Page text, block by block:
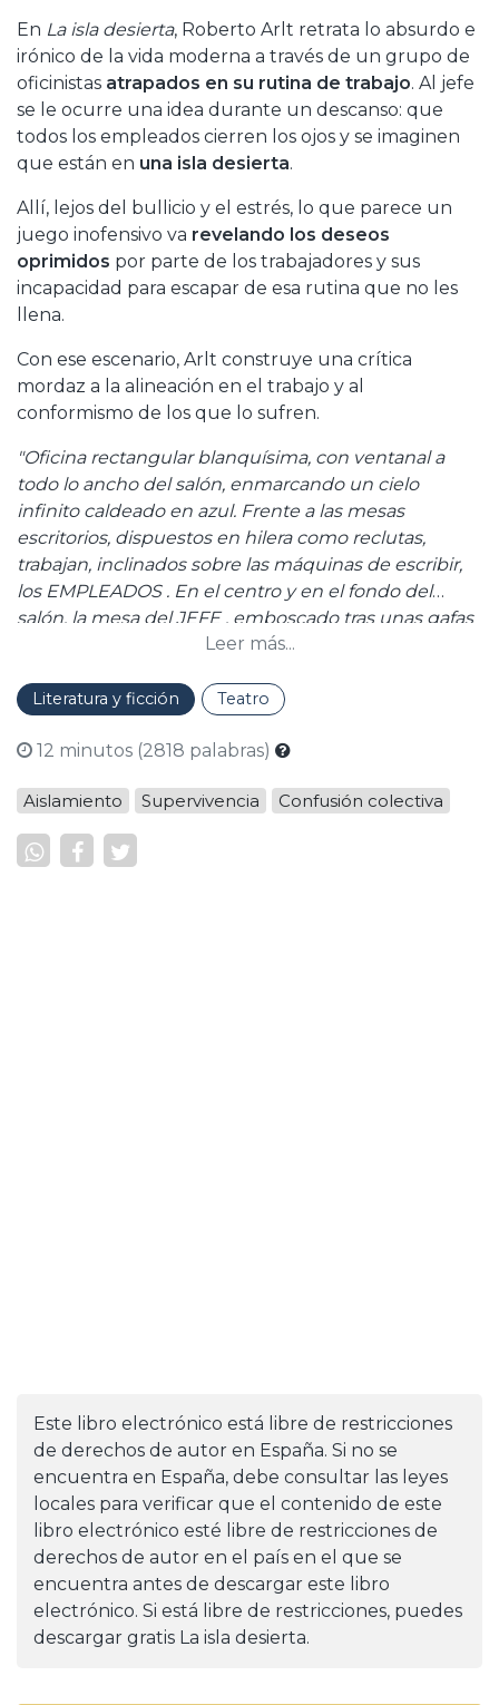
En La isla desierta, Roberto Arlt retrata lo absurdo e
irónico de la vida moderna a través de un grupo de
oficinistas atrapados en su rutina de trabajo. Al jefe
se le ocurre una idea durante un descanso: que
todos los empleados cierren los ojos y se imaginen
que están en una isla desierta.
Allí, lejos del bullicio y el estrés, lo que parece un
juego inofensivo va revelando los deseos
oprimidos por parte de los trabajadores y sus
incapacidad para escapar de esa rutina que no les
llena.
Con ese escenario, Arlt construye una crítica
mordaz a la alineación en el trabajo y al
conformismo de los que lo sufren.
"Oficina rectangular blanquísima, con ventanal a
todo lo ancho del salón, enmarcando un cielo
infinito caldeado en azul. Frente a las mesas
escritorios, dispuestos en hilera como reclutas,
trabajan, inclinados sobre las máquinas de escribir,
los EMPLEADOS . En el centro y en el fondo del
salón, la mesa del JEFE , emboscado tras unas gafas
negras y con el pelo cortado como la pelambre de
Leer más...
Literatura y ficción Teatro
12 minutos (2818 palabras)
Aislamiento Supervivencia Confusión colectiva
Este libro electrónico está libre de restricciones
de derechos de autor en España. Si no se
encuentra en España, debe consultar las leyes
locales para verificar que el contenido de este
libro electrónico esté libre de restricciones de
derechos de autor en el país en el que se
encuentra antes de descargar este libro
electrónico. Si está libre de restricciones, puedes
descargar gratis La isla desierta.